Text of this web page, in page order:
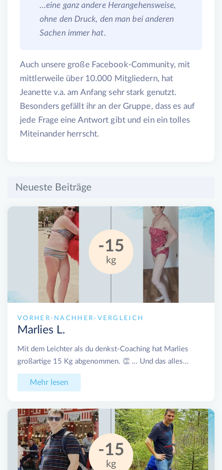
…eine ganz andere Herangehensweise,
ohne den Druck, den man bei anderen
Sachen immer hat.
Auch unsere große Facebook-Community, mit
mittlerweile über 10.000 Mitgliedern, hat
Jeanette v.a. am Anfang sehr stark genutzt.
Besonders gefällt ihr an der Gruppe, dass es auf
jede Frage eine Antwort gibt und ein ein tolles
Miteinander herrscht.
Neueste Beiträge
-15
kg
VORHER-NACHHER-VERGLEICH
Marlies L.
Mit dem Leichter als du denkst-Coaching hat Marlies
großartige 15 Kg abgenommen. 👏 ... Und das alles...
Mehr lesen
-15
kg